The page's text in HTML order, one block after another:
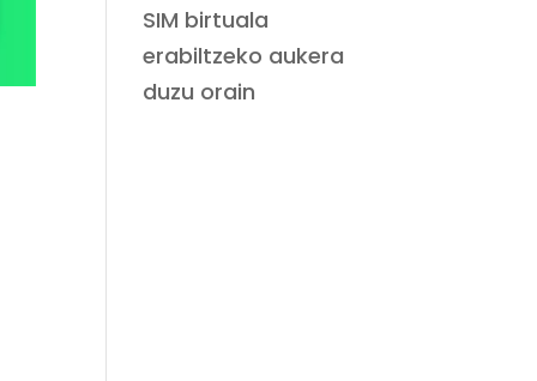
SIM birtuala
erabiltzeko aukera
duzu orain